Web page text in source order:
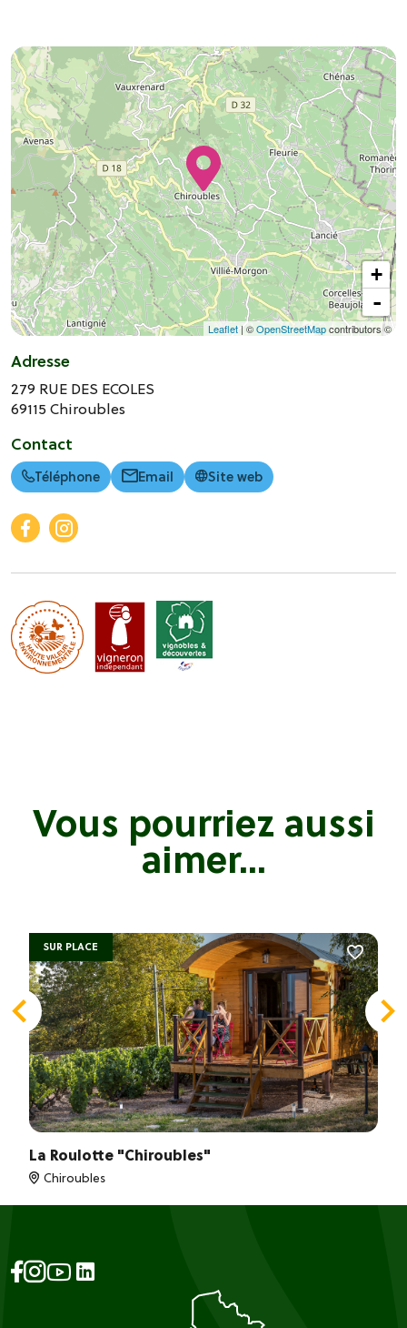
+
-
Leaflet| ©OpenStreetMapcontributors ©
Adresse
279 RUE DES ECOLES
69115Chiroubles
Contact
Téléphone Email Site web
Vous pourriez aussi
aimer...
La Roulotte "Chiroubles"
Chiroubles
SUR PLACE